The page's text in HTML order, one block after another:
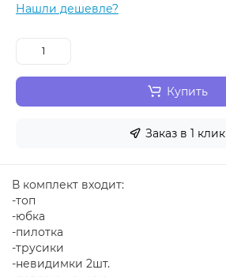
Нашли дешевле?
Купить
Заказ в 1 клик
В комплект входит:
-топ
-юбка
-пилотка
-трусики
-невидимки 2шт.